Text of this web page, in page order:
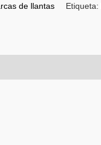
de llantas Etiqueta: